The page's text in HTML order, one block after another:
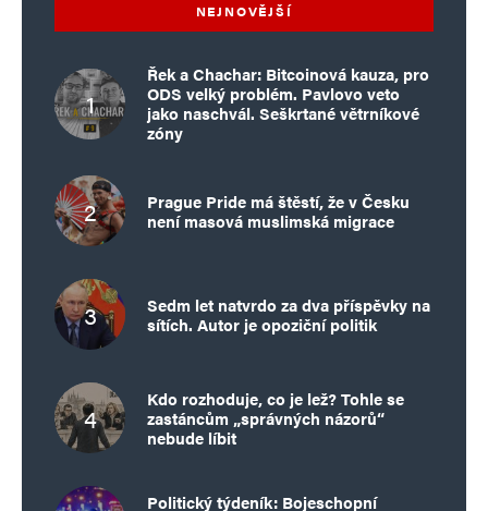
NEJNOVĚJŠÍ
Řek a Chachar: Bitcoinová kauza, pro
ODS velký problém. Pavlovo veto
jako naschvál. Seškrtané větrníkové
zóny
Prague Pride má štěstí, že v Česku
není masová muslimská migrace
Sedm let natvrdo za dva příspěvky na
sítích. Autor je opoziční politik
Kdo rozhoduje, co je lež? Tohle se
zastáncům „správných názorů“
nebude líbit
Politický týdeník: Bojeschopní